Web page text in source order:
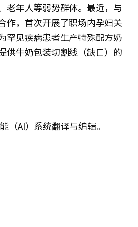
老年人等弱势群体。最近，与
作，首次开展了职场内孕妇关
罕见疾病患者生产特殊配方奶
供牛奶包装切割线（缺口）的
（AI）系统翻译与编辑。